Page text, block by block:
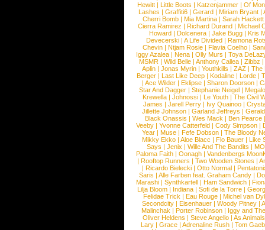
Hewitt |Little Boots |Katzenjammer |Of
Lashes |Graffiti6 |Gerard |Miriam Bryant |
Cherri Bomb | Mia Martina | Sarah Hackett
Cierra Ramirez | Richard Durand | Michael
Howard |Dolcenera |Jake Bugg |Kris
Devecerski |A Life Divided |Ramona
Chevin |Ntjam Rosie |Flavia Coelho |
Iggy Azalea | Nena | Olly Murs | Toya
MSMR |Wild Belle |Anthony Callea |Zibbz
Aplin | Jonas Myrin | Youthkills | ZAZ | The
Berger |Last Like Deep |Kodaline |Lorde |
|Ace Wilder |Eklipse |Sharon Doorson |
Star And Dagger | Stephanie Neigel |
Krewella | Johnossi | Le Youth | The Civil
James | Jarell Perry | Ivy Quainoo |
Jillette Johnson | Garland Jeffreys |
Black Onassis | Wes Mack | Ben Pearce
Veeby | Yvonne Catterfeld | Cody Simpson |
Year |Muse |Fefe Dobson |The Bloody
Mikky Ekko | Aloe Blacc | Flo Bauer | Like
Says | Jenix | Wille And The Bandits | MO
Paloma Faith |Oonagh |Vandenbergs
|Rooftop Runners |Two Wooden Stones |
| Ricardo Bielecki | Otto Normal |
Saris | Alle Farben feat. Graham Candy |
Marashi | Synthkartell | Ham Sandwich |
Lilja Bloom | Indiana | Sofi de la Torre |
Felidae Trick | Eau Rouge | Michel van
Secondcity |Eisenhauer |Woody Pitney |
Malinchak |Porter Robinson | Iggy and
Oliver Heldens |Steve Angello |As Animals
Lary | Grace | Adrenaline Rush | Tom